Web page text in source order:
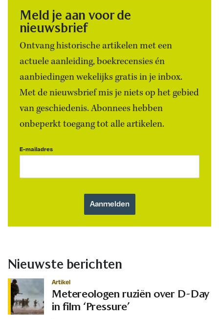
Meld je aan voor de
nieuwsbrief
Ontvang historische artikelen met een
actuele aanleiding, boekrecensies én
aanbiedingen wekelijks gratis in je inbox.
Met de nieuwsbrief mis je niets op het gebied
van geschiedenis. Abonnees hebben
onbeperkt toegang tot alle artikelen.
E-mailadres
Nieuwste berichten
Artikel
Metereologen ruziën over D-Day
in film ‘Pressure’